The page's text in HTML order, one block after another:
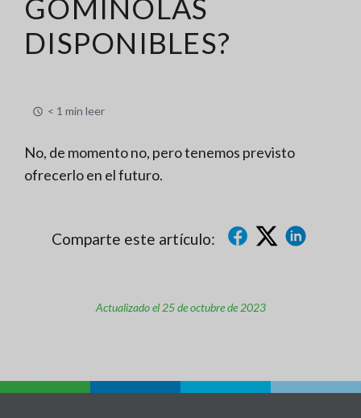
GOMINOLAS
DISPONIBLES?
< 1 min leer
No, de momento no, pero tenemos previsto
ofrecerlo en el futuro.
Comparte este artículo:
Actualizado el 25 de octubre de 2023